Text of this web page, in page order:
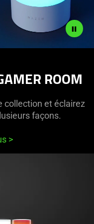
ROOM
collection et éclairez
façons.
>